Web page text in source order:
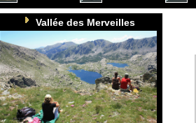
Vallée des Merveilles